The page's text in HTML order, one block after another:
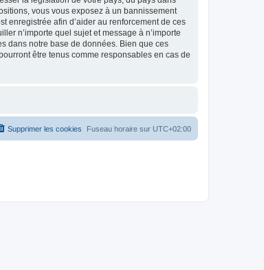
vous vous exposez à un bannissement
enregistrée afin d’aider au renforcement de ces
n’importe quel sujet et message à n’importe
dans notre base de données. Bien que ces
être tenus comme responsables en cas de
Fuseau horaire sur UTC+02:00
Supprimer les cookies